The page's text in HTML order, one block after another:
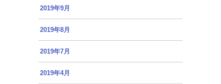
2019年9月
2019年8月
2019年7月
2019年4月